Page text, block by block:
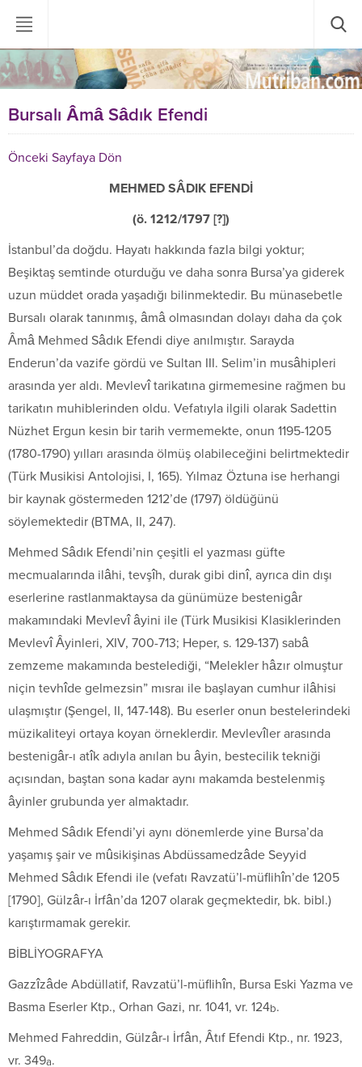
Bursalı Âmâ Sâdık Efendi
Önceki Sayfaya Dön
MEHMED SÂDIK EFENDİ
(ö. 1212/1797 [?])
İstanbul’da doğdu. Hayatı hakkında fazla bilgi yoktur;
Beşiktaş semtinde oturduğu ve daha sonra Bursa’ya giderek
uzun müddet orada yaşadığı bilinmektedir. Bu münasebetle
Bursalı olarak tanınmış, âmâ olmasından dolayı daha da çok
Âmâ Mehmed Sâdık Efendi diye anılmıştır. Sarayda
Enderun’da vazife gördü ve Sultan III. Selim’in musâhipleri
arasında yer aldı. Mevlevî tarikatına girmemesine rağmen bu
tarikatın muhiblerinden oldu. Vefatıyla ilgili olarak Sadettin
Nüzhet Ergun kesin bir tarih vermemekte, onun 1195-1205
(1780-1790) yılları arasında ölmüş olabileceğini belirtmektedir
(Türk Musikisi Antolojisi, I, 165). Yılmaz Öztuna ise herhangi
bir kaynak göstermeden 1212’de (1797) öldüğünü
söylemektedir (BTMA, II, 247).
Mehmed Sâdık Efendi’nin çeşitli el yazması güfte
mecmualarında ilâhi, tevşîh, durak gibi dinî, ayrıca din dışı
eserlerine rastlanmaktaysa da günümüze bestenigâr
makamındaki Mevlevî âyini ile (Türk Musikisi Klasiklerinden
Mevlevî Âyinleri, XIV, 700-713; Heper, s. 129-137) sabâ
zemzeme makamında bestelediği, “Melekler hâzır olmuştur
niçin tevhîde gelmezsin” mısraı ile başlayan cumhur ilâhisi
ulaşmıştır (Şengel, II, 147-148). Bu eserler onun bestelerindeki
müzikaliteyi ortaya koyan örneklerdir. Mevlevîler arasında
bestenigâr-ı atîk adıyla anılan bu âyin, bestecilik tekniği
açısından, baştan sona kadar aynı makamda bestelenmiş
âyinler grubunda yer almaktadır.
Mehmed Sâdık Efendi’yi aynı dönemlerde yine Bursa’da
yaşamış şair ve mûsikişinas Abdüssamedzâde Seyyid
Mehmed Sâdık Efendi ile (vefatı Ravzatü’l-müflihîn’de 1205
[1790], Gülzâr-ı İrfân’da 1207 olarak geçmektedir, bk. bibl.)
karıştırmamak gerekir.
BİBLİYOGRAFYA
Gazzîzâde Abdüllatif, Ravzatü’l-müflihîn, Bursa Eski Yazma ve
Basma Eserler Ktp., Orhan Gazi, nr. 1041, vr. 124b.
Mehmed Fahreddin, Gülzâr-ı İrfân, Âtıf Efendi Ktp., nr. 1923,
vr. 349a.